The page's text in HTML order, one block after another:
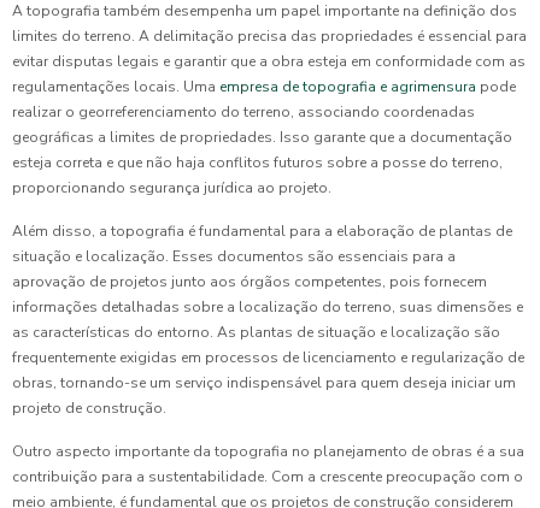
A topografia também desempenha um papel importante na definição dos
limites do terreno. A delimitação precisa das propriedades é essencial para
evitar disputas legais e garantir que a obra esteja em conformidade com as
regulamentações locais. Uma empresa de topografia e agrimensura pode
realizar o georreferenciamento do terreno, associando coordenadas
geográficas a limites de propriedades. Isso garante que a documentação
esteja correta e que não haja conflitos futuros sobre a posse do terreno,
proporcionando segurança jurídica ao projeto.
Além disso, a topografia é fundamental para a elaboração de plantas de
situação e localização. Esses documentos são essenciais para a
aprovação de projetos junto aos órgãos competentes, pois fornecem
informações detalhadas sobre a localização do terreno, suas dimensões e
as características do entorno. As plantas de situação e localização são
frequentemente exigidas em processos de licenciamento e regularização de
obras, tornando-se um serviço indispensável para quem deseja iniciar um
projeto de construção.
Outro aspecto importante da topografia no planejamento de obras é a sua
contribuição para a sustentabilidade. Com a crescente preocupação com o
meio ambiente, é fundamental que os projetos de construção considerem